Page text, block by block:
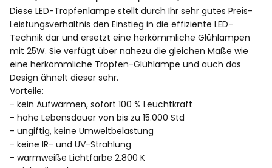
Diese LED-Tropfenlampe stellt durch Ihr sehr gutes Preis-
Leistungsverhältnis den Einstieg in die effiziente LED-
Technik dar und ersetzt eine herkömmliche Glühlampen
mit 25W. Sie verfügt über nahezu die gleichen Maße wie
eine herkömmliche Tropfen-Glühlampe und auch das
Design ähnelt dieser sehr.
Vorteile:
- kein Aufwärmen, sofort 100 % Leuchtkraft
- hohe Lebensdauer von bis zu 15.000 Std
- ungiftig, keine Umweltbelastung
- keine IR- und UV-Strahlung
- warmweiße Lichtfarbe 2.800 K